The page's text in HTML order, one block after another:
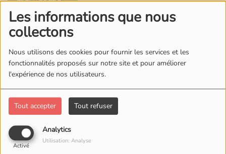
Les informations que nous
collectons
Nous utilisons des cookies pour fournir les services et les
fonctionnalités proposés sur notre site et pour améliorer
l'expérience de nos utilisateurs.
Tout accepter Tout refuser
Analytics
Activé
Utilisation: Analyse
YAHVE ROHI, PRIÈRE